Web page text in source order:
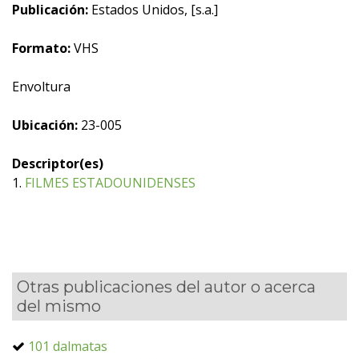
Publicación: Estados Unidos, [s.a.]
Formato:VHS
Envoltura
Ubicación: 23-005
Descriptor(es)
1. FILMES ESTADOUNIDENSES
Otras publicaciones del autor o acerca
del mismo
101 dalmatas